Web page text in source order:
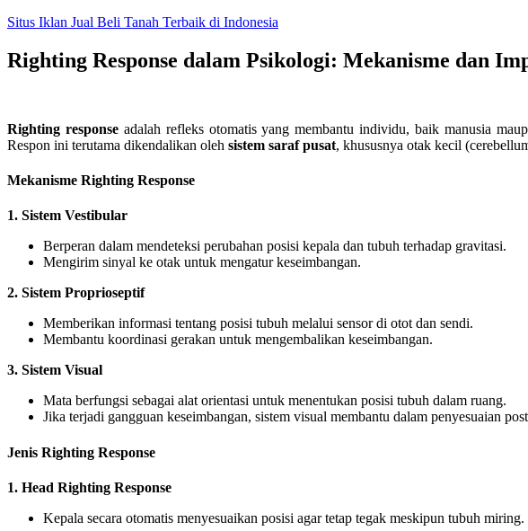
Skip
content
Situs Iklan Jual Beli Tanah Terbaik di Indonesia
Righting Response dalam Psikologi: Mekanisme dan
Righting responseadalah refleks otomatis yang membantu individu, baik manusia
Respon ini terutama dikendalikan oleh sistem saraf pusat, khususnya otak kecil
Mekanisme Righting Response
1. Sistem Vestibular
Berperan dalam mendeteksi perubahan posisi kepala dan tubuh terhadap gravitasi.
Mengirim sinyal ke otak untuk mengatur keseimbangan.
2. Sistem Proprioseptif
Memberikan informasi tentang posisi tubuh melalui sensor di otot dan sendi.
Membantu koordinasi gerakan untuk mengembalikan keseimbangan.
3. Sistem Visual
Mata berfungsi sebagai alat orientasi untuk menentukan posisi tubuh dalam ruang.
Jika terjadi gangguan keseimbangan, sistem visual membantu dalam penyesuaian
Jenis Righting Response
1. Head Righting Response
Kepala secara otomatis menyesuaikan posisi agar tetap tegak meskipun tubuh miring.